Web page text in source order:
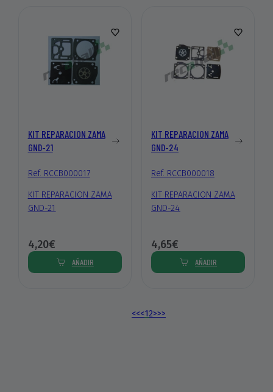
KIT REPARACION ZAMA
GND-21
Ref. RCCB000017
KIT REPARACION ZAMA
GND-21
4,20€
AÑADIR
KIT REPARACION ZAMA
GND-24
Ref. RCCB000018
KIT REPARACION ZAMA
GND-24
4,65€
AÑADIR
<<<12>>>